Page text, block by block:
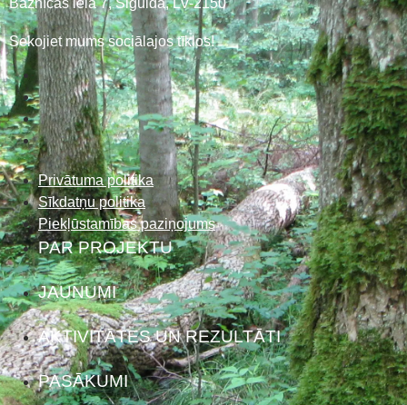
Baznīcas iela 7, Sigulda, LV-2150
Sekojiet mums sociālajos tīklos!
Privātuma politika
Sīkdatņu politika
Piekļūstamības paziņojums
PAR PROJEKTU
JAUNUMI
AKTIVITĀTES UN REZULTĀTI
PASĀKUMI